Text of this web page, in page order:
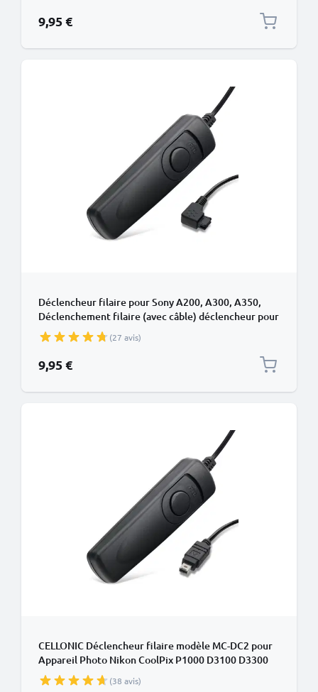
9,95 €
Déclencheur filaire pour Sony A200, A300, A350,
Déclenchement filaire (avec câble) déclencheur pour
appareil photo de(27 avis)
9,95 €
CELLONIC Déclencheur filaire modèle MC-DC2 pour
Appareil Photo Nikon CoolPix P1000 D3100 D3300
D5000 D5500 D5600 D7200 D7500 D90 Z 6 Z 7
- Déclencheur à Distance sans fil pour Caméras Photo
(38 avis)